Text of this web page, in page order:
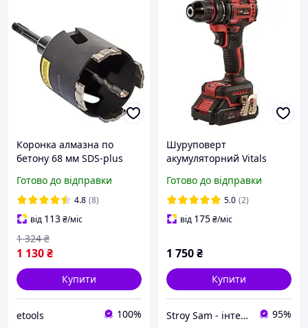
Коронка алмазна по
бетону 68 мм SDS-plus
Готово до відправки
4.8 (8)
від 113₴/міс
1 130₴
1 324 ₴
Купити
etools 100%
Шуруповерт
акумуляторний Vitals
Готово до відправки
5.0 (2)
від 175₴/міс
1 750₴
Купити
Stroy Sam - інтернет магазин інструментів 95%